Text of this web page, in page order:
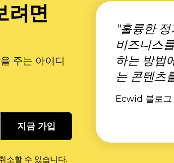
려면
주는 아이디
지금 가입
소할 수 있습니다.
"훌륭한
비즈니스
하는 방법
는 콘텐츠
Ecwid 블로